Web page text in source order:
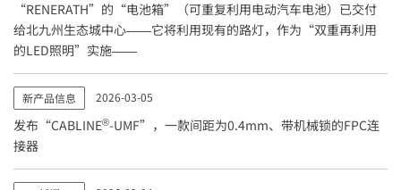
“RENERATH”的“电池箱”（可重复利用电动汽车电池）已交付
给北九州生态城中心——它将利用现有的路灯，作为“双重再利用
的LED照明”实施——
新产品信息 2026-03-05
发布“CABLINE®-UMF”，一款间距为0.4mm、带机械锁的FPC连
接器